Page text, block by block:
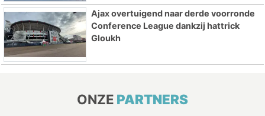
Ajax overtuigend naar derde voorronde
Conference League dankzij hattrick
Gloukh
ONZE PARTNERS